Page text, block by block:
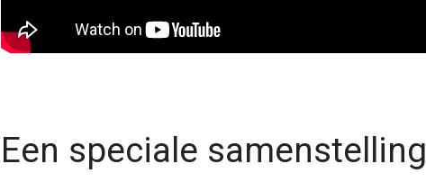
Een speciale samenstelling